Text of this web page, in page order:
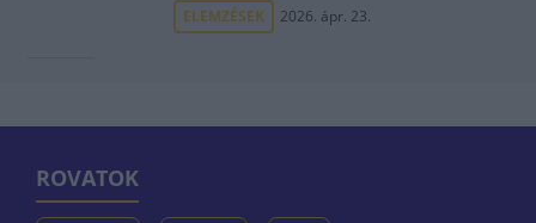
ELEMZÉSEK 2026. ápr. 23.
ROVATOK